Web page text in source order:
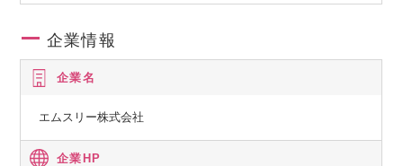
企業情報
企業名
エムスリー株式会社
企業HP